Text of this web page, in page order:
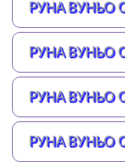
РУНА ВУНЬО
РУНА ВУНЬО
РУНА ВУНЬО
РУНА ВУНЬО